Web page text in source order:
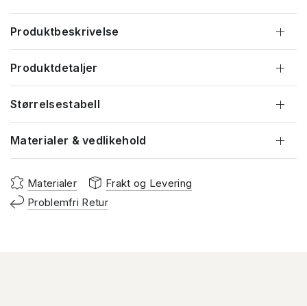
Produktbeskrivelse
Produktdetaljer
Størrelsestabell
Materialer & vedlikehold
Materialer
Frakt og Levering
Problemfri Retur